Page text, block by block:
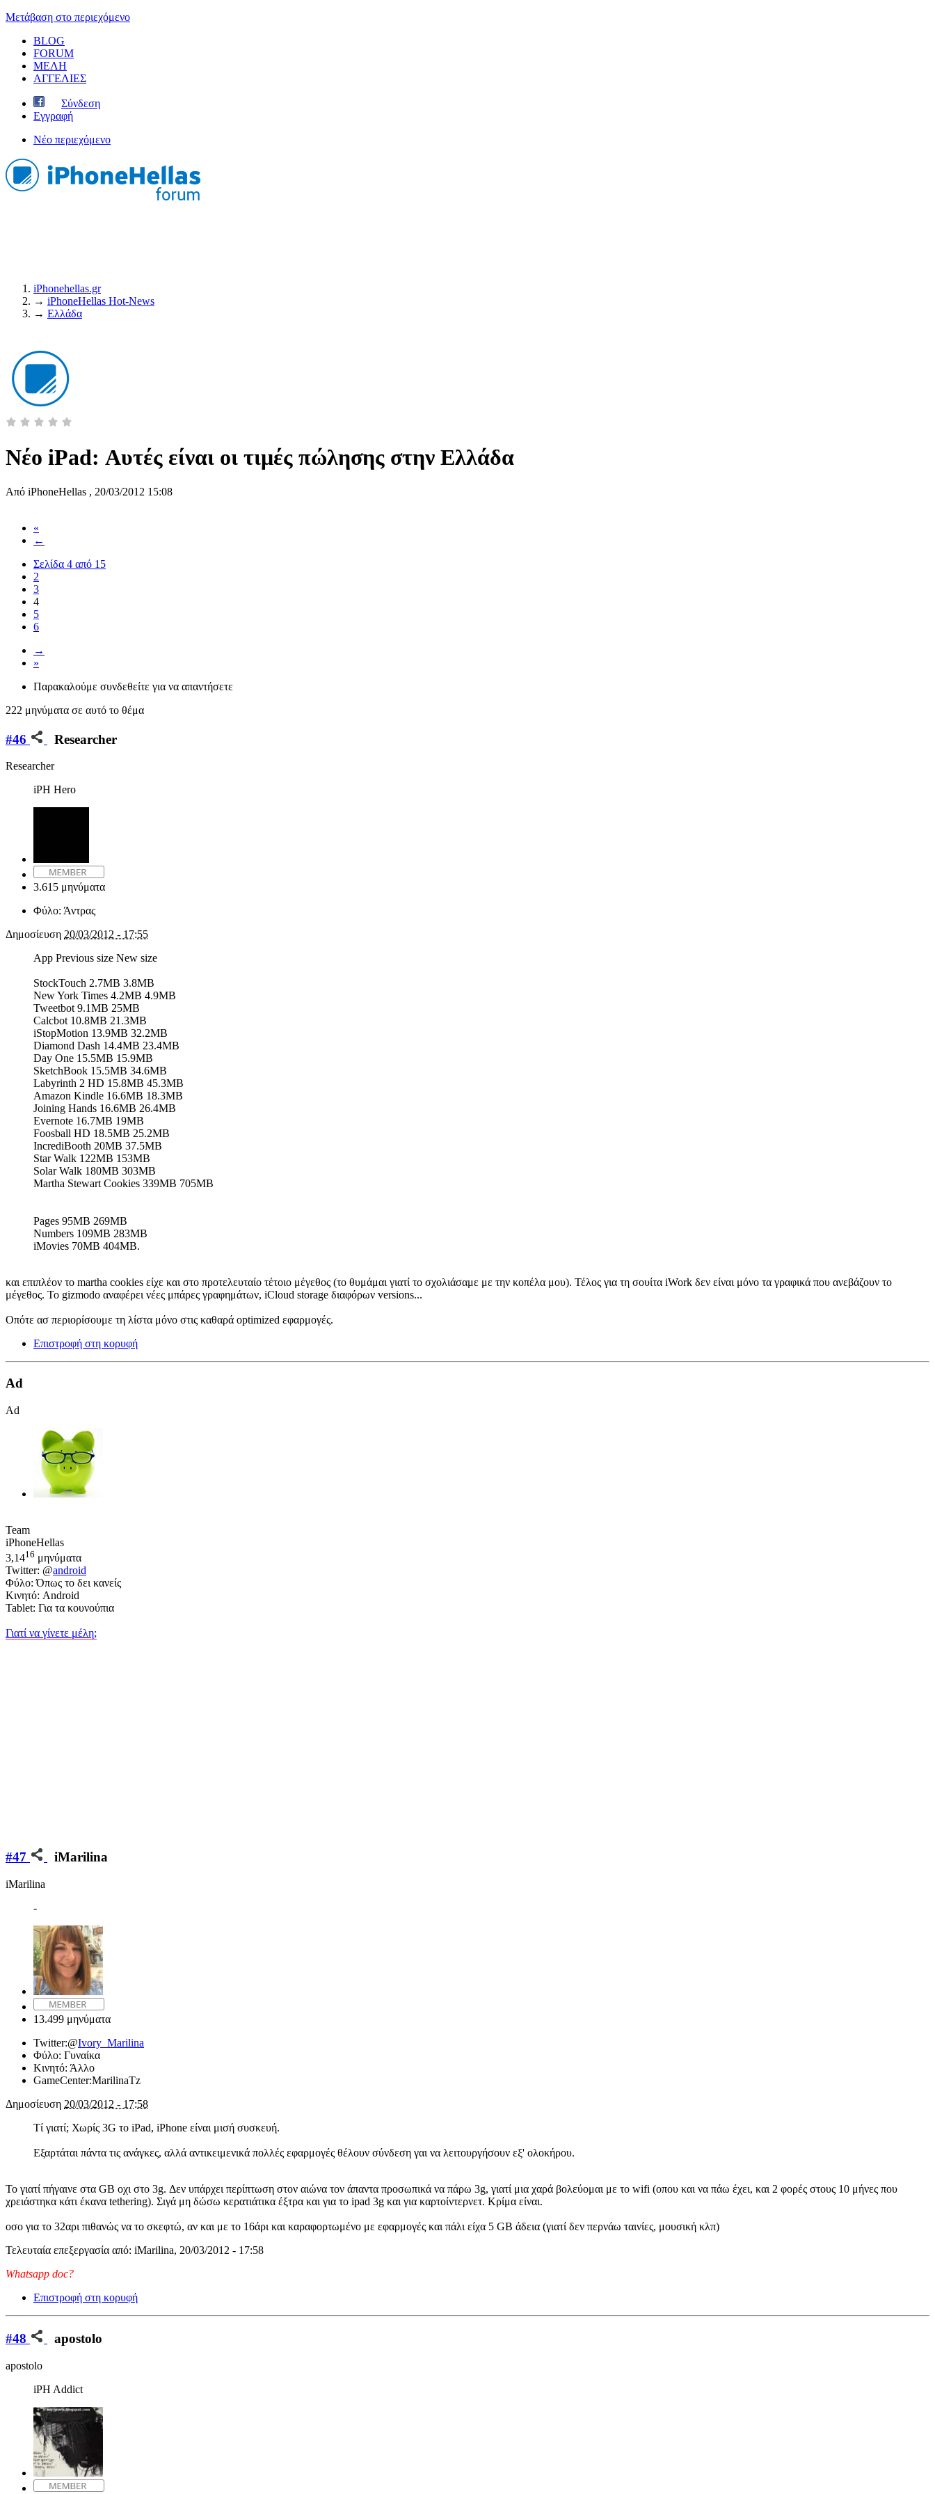
Μετάβαση στο περιεχόμενο
BLOG
FORUM
ΜΕΛΗ
ΑΓΓΕΛΙΕΣ
Σύνδεση
Εγγραφή
Νέο περιεχόμενο
iPhonehellas.gr
→ iPhoneHellas Ηot-News
→ Ελλάδα
Νέο iPad: Αυτές είναι οι τιμές πώλησης στην Ελλάδα
Από iPhoneHellas , 20/03/2012 15:08
«
←
Σελίδα 4 από 15
2
3
4
5
6
→
»
Παρακαλούμε συνδεθείτε για να απαντήσετε
222 μηνύματα σε αυτό το θέμα
#46 Researcher
Researcher
iPH Hero
3.615 μηνύματα
Φύλο: Άντρας
Δημοσίευση 20/03/2012 - 17:55
App Previous size New size
StockTouch 2.7MB 3.8MB
New York Times 4.2MB 4.9MB
Tweetbot 9.1MB 25MB
Calcbot 10.8MB 21.3MB
iStopMotion 13.9MB 32.2MB
Diamond Dash 14.4MB 23.4MB
Day One 15.5MB 15.9MB
SketchBook 15.5MB 34.6MB
Labyrinth 2 HD 15.8MB 45.3MB
Amazon Kindle 16.6MB 18.3MB
Joining Hands 16.6MB 26.4MB
Evernote 16.7MB 19MB
Foosball HD 18.5MB 25.2MB
IncrediBooth 20MB 37.5MB
Star Walk 122MB 153MB
Solar Walk 180MB 303MB
Martha Stewart Cookies 339MB 705MB
Pages 95MB 269MB
Numbers 109MB 283MB
iMovies 70MB 404MB.
και επιπλέον το martha cookies είχε και στο προτελευταίο τέτοιο μέγεθος (το θυμάμαι γιατί το σχολιάσαμε με την κοπέλα μου). Τέλος για τη σουίτα iWork δεν είναι μόνο τα γραφικά που ανεβάζουν το
μέγεθος. To gizmodo αναφέρει νέες μπάρες γραφημάτων, iCloud storage διαφόρων versions...
Οπότε ασ περιορίσουμε τη λίστα μόνο στις καθαρά optimized εφαρμογές.
Επιστροφή στη κορυφή
Ad
Ad
Team
iPhoneHellas
3,1416 μηνύματα
Twitter: @android
Φύλο: Όπως το δει κανείς
Κινητό: Android
Tablet: Για τα κουνούπια
Γιατί να γίνετε μέλη;
#47 iMarilina
iMarilina
-
13.499 μηνύματα
Twitter:@Ivory_Marilina
Φύλο: Γυναίκα
Κινητό: Άλλο
GameCenter:MarilinaTz
Δημοσίευση 20/03/2012 - 17:58
Τί γιατί; Χωρίς 3G το iPad, iPhone είναι μισή συσκευή.
Εξαρτάται πάντα τις ανάγκες, αλλά αντικειμενικά πολλές εφαρμογές θέλουν σύνδεση γαι να λειτουργήσουν εξ' ολοκήρου.
Το γιατί πήγαινε στα GB οχι στο 3g. Δεν υπάρχει περίπτωση στον αιώνα τον άπαντα προσωπικά να πάρω 3g, γιατί μια χαρά βολεύομαι με το wifi (οπου και να πάω έχει, και 2 φορές στους 10 μήνες που
χρειάστηκα κάτι έκανα tethering). Σιγά μη δώσω κερατιάτικα έξτρα και για το ipad 3g και για καρτοίντερνετ. Κρίμα είναι.
οσο για το 32αρι πιθανώς να το σκεφτώ, αν και με το 16άρι και καραφορτωμένο με εφαρμογές και πάλι είχα 5 GB άδεια (γιατί δεν περνάω ταινίες, μουσική κλπ)
Τελευταία επεξεργασία από: iMarilina, 20/03/2012 - 17:58
Whatsapp doc?
Επιστροφή στη κορυφή
#48 apostolo
apostolo
iPH Addict